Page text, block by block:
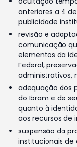
anteriores a 4
publicidade
revisão e
comunicação
elementos da
Federal,
administrativos,
adequação dos
do Ibram e de
quanto à
aos recursos de
suspensão da
institucionais de